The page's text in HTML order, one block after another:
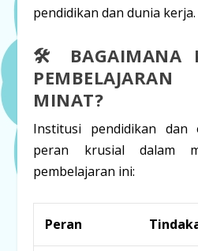
pendidikan dan dunia kerja.
🛠️ BAGAIMANA
MINAT?
Institusi pendidikan
peran krusial dalam
pembelajaran ini:
Peran